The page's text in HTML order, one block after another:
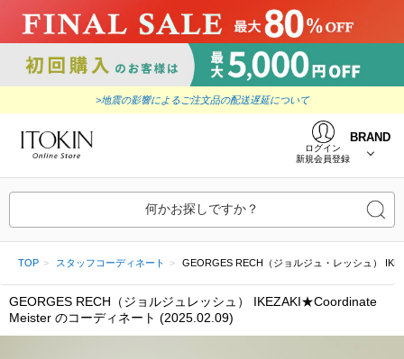
>地震の影響によるご注文品の配送遅延について
ログイン
新規会員登録
BRAND
何かお探しですか？
TOP スタッフコーディネート GEORGES RECH（ジョルジュ・レッシュ）
GEORGES RECH（ジョルジュレッシュ） IKEZAKI★Coordinate
Meister のコーディネート (2025.02.09)